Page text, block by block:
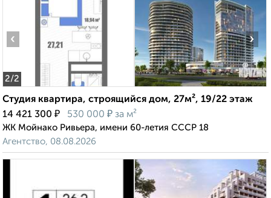
2/2
‹ ›
Студия квартира, строящийся дом, 27м², 19/22 этаж
14 421 300 ₽ 530 000 ₽ за м²
ЖК Мойнако Ривьера, имени 60-летия СССР 18
Агентство, 08.08.2026